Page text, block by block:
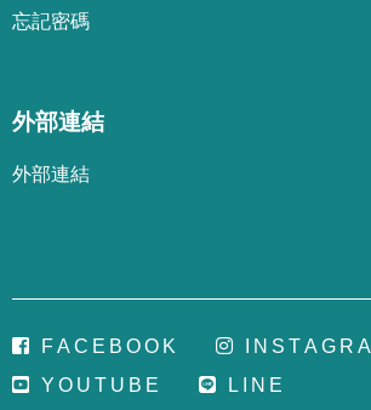
忘記密碼
外部連結
外部連結
FA C E B OO K N S TA G R A
Y O U T U B E L N E